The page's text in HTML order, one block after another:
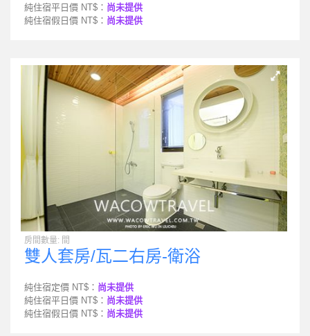
純住宿平日價 NT$： 尚未提供
純住宿假日價 NT$： 尚未提供
房間數量: 間
雙人套房/瓦二右房-衛浴
純住宿定價 NT$： 尚未提供
純住宿平日價 NT$： 尚未提供
純住宿假日價 NT$： 尚未提供